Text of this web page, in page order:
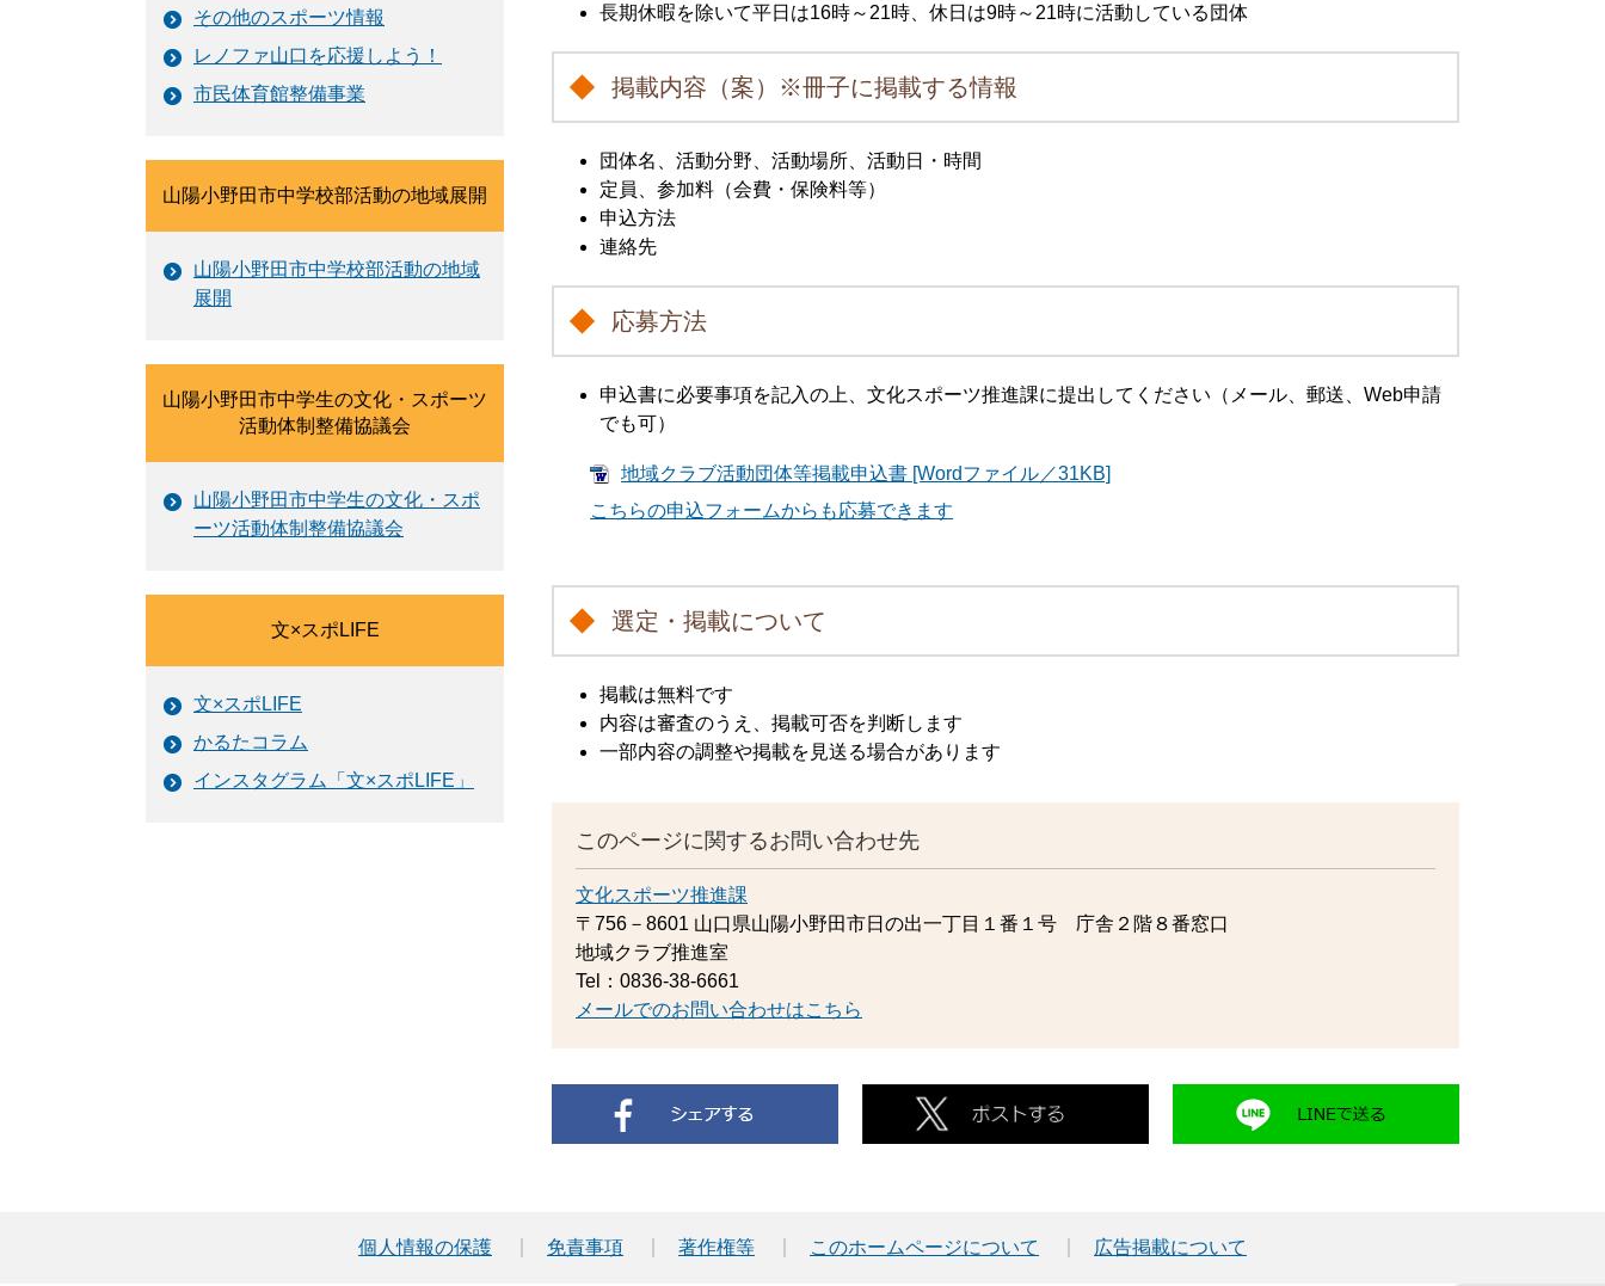
長期休暇を除いて平日は16時～21時、休日は9時～21時に活動している団体
掲載内容（案）※冊子に掲載する情報
団体名、活動分野、活動場所、活動日・時間
定員、参加料（会費・保険料等）
申込方法
連絡先
応募方法
申込書に必要事項を記入の上、文化スポーツ推進課に提出してください（メール、郵送、Web申請
でも可）
地域クラブ活動団体等掲載申込書 [Wordファイル／31KB]
こちらの申込フォームからも応募できます
選定・掲載について
掲載は無料です
内容は審査のうえ、掲載可否を判断します
一部内容の調整や掲載を見送る場合があります
このページに関するお問い合わせ先
文化スポーツ推進課
〒756－8601 山口県山陽小野田市日の出一丁目１番１号 庁舎２階８番窓口
地域クラブ推進室
Tel：0836-38-6661
メールでのお問い合わせはこちら
その他のスポーツ情報
レノファ山口を応援しよう！
市民体育館整備事業
山陽小野田市中学校部活動の地域展開
山陽小野田市中学校部活動の地域
展開
山陽小野田市中学生の文化・スポーツ
活動体制整備協議会
山陽小野田市中学生の文化・スポ
ーツ活動体制整備協議会
文×スポLIFE
文×スポLIFE
かるたコラム
インスタグラム「文×スポLIFE」
個人情報の保護 免責事項 著作権等 このホームページについて 広告掲載について